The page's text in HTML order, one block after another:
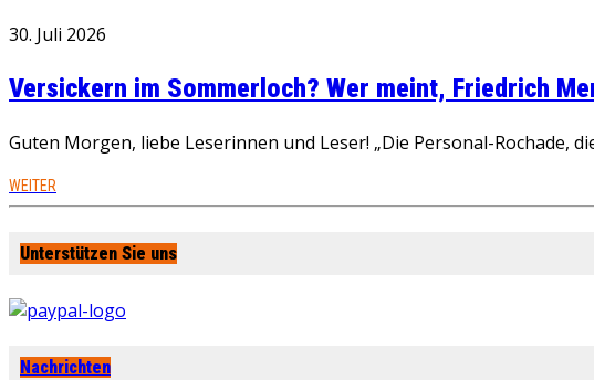
30. Juli 2026
Versickern im Sommerloch? Wer meint, Friedrich
Guten Morgen, liebe Leserinnen und Leser! „Die Personal-Rochade,
WEITER
Unterstützen Sie uns
Nachrichten